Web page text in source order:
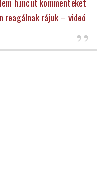
reagálnak rájuk – videó